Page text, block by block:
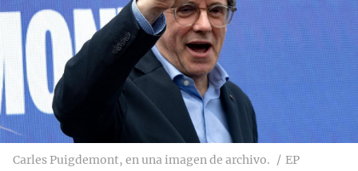
Carles Puigdemont, en una imagen de archivo. EP